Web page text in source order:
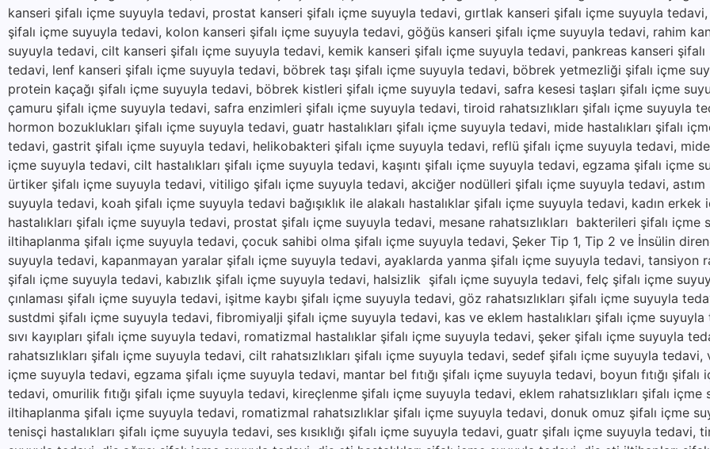
kanseri şifalı içme suyuyla tedavi, prostat kanseri şifalı içme suyuyla tedavi, gırtlak kanseri şifalı içme suyuyla
şifalı içme suyuyla tedavi, kolon kanseri şifalı içme suyuyla tedavi, göğüs kanseri şifalı içme suyuyla tedavi, rahim
suyuyla tedavi, cilt kanseri şifalı içme suyuyla tedavi, kemik kanseri şifalı içme suyuyla tedavi, pankreas kanseri
tedavi, lenf kanseri şifalı içme suyuyla tedavi, böbrek taşı şifalı içme suyuyla tedavi, böbrek yetmezliği şifalı içme
protein kaçağı şifalı içme suyuyla tedavi, böbrek kistleri şifalı içme suyuyla tedavi, safra kesesi taşları şifalı içme
çamuru şifalı içme suyuyla tedavi, safra enzimleri şifalı içme suyuyla tedavi, tiroid rahatsızlıkları şifalı içme suyuyla
hormon bozuklukları şifalı içme suyuyla tedavi, guatr hastalıkları şifalı içme suyuyla tedavi, mide hastalıkları şifalı
tedavi, gastrit şifalı içme suyuyla tedavi, helikobakteri şifalı içme suyuyla tedavi, reflü şifalı içme suyuyla tedavi, mide
içme suyuyla tedavi, cilt hastalıkları şifalı içme suyuyla tedavi, kaşıntı şifalı içme suyuyla tedavi, egzama şifalı içme
ürtiker şifalı içme suyuyla tedavi, vitiligo şifalı içme suyuyla tedavi, akciğer nodülleri şifalı içme suyuyla tedavi, astım
suyuyla tedavi, koah şifalı içme suyuyla tedavi bağışıklık ile alakalı hastalıklar şifalı içme suyuyla tedavi, kadın erkek
hastalıkları şifalı içme suyuyla tedavi, prostat şifalı içme suyuyla tedavi, mesane rahatsızlıkları bakterileri şifalı içme
iltihaplanma şifalı içme suyuyla tedavi, çocuk sahibi olma şifalı içme suyuyla tedavi, Şeker Tip 1, Tip 2 ve İnsülin
suyuyla tedavi, kapanmayan yaralar şifalı içme suyuyla tedavi, ayaklarda yanma şifalı içme suyuyla tedavi, tansiyon
şifalı içme suyuyla tedavi, kabızlık şifalı içme suyuyla tedavi, halsizlik şifalı içme suyuyla tedavi, felç şifalı içme
çınlaması şifalı içme suyuyla tedavi, işitme kaybı şifalı içme suyuyla tedavi, göz rahatsızlıkları şifalı içme suyuyla
sustdmi şifalı içme suyuyla tedavi, fibromiyalji şifalı içme suyuyla tedavi, kas ve eklem hastalıkları şifalı içme
sıvı kayıpları şifalı içme suyuyla tedavi, romatizmal hastalıklar şifalı içme suyuyla tedavi, şeker şifalı içme suyuyla
rahatsızlıkları şifalı içme suyuyla tedavi, cilt rahatsızlıkları şifalı içme suyuyla tedavi, sedef şifalı içme suyuyla tedavi,
içme suyuyla tedavi, egzama şifalı içme suyuyla tedavi, mantar bel fıtığı şifalı içme suyuyla tedavi, boyun fıtığı şifalı
tedavi, omurilik fıtığı şifalı içme suyuyla tedavi, kireçlenme şifalı içme suyuyla tedavi, eklem rahatsızlıkları şifalı
iltihaplanma şifalı içme suyuyla tedavi, romatizmal rahatsızlıklar şifalı içme suyuyla tedavi, donuk omuz şifalı içme
tenisçi hastalıkları şifalı içme suyuyla tedavi, ses kısıklığı şifalı içme suyuyla tedavi, guatr şifalı içme suyuyla tedavi,